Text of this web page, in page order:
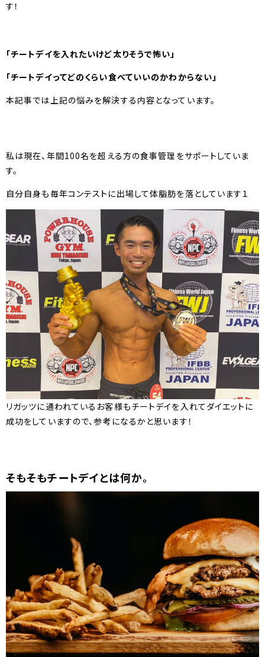
す！
「チートデイを入れたいけど太りそうで怖い」
「チートデイってどのくらい食べていいのかわからない」
本記事では上記の悩みを解決する内容となっています。
私は現在、年間100名を超える方の食事管理をサポートしていま
す。
自分自身も毎年コンテストに出場して体脂肪を落としています１
リガッツに通われているお客様もチートデイを入れてダイエットに
成功をしていますので、参考になるかと思います！
そもそもチートデイとは何か。